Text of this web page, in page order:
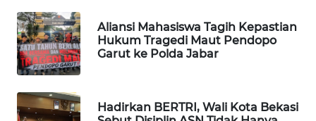
Aliansi Mahasiswa Tagih Kepastian
Hukum Tragedi Maut Pendopo
Garut ke Polda Jabar
Hadirkan BERTRI, Wali Kota Bekasi
TAMBANG
NEWS
SITUNGIR
NEWS